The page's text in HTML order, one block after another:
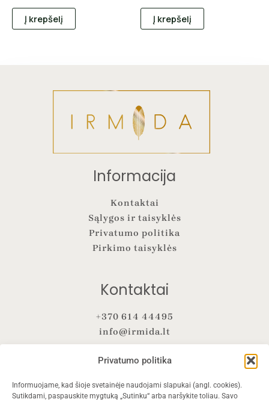
Privatumo politika
Informuojame, kad šioje svetainėje naudojami slapukai (angl. cookies).
Sutikdami, paspauskite mygtuką „Sutinku“ arba naršykite toliau. Savo
Į krepšelį Į krepšelį
Informacija
Kontaktai
Sąlygos ir taisyklės
Privatumo politika
Pirkimo taisyklės
Kontaktai
+370 614 44495
info@irmida.lt
F
I
Y
E